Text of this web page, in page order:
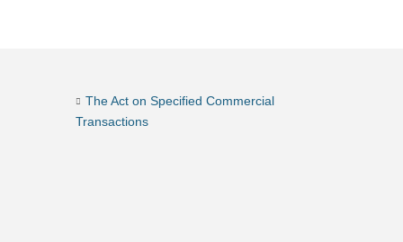
The Act on Specified Commercial
Transactions